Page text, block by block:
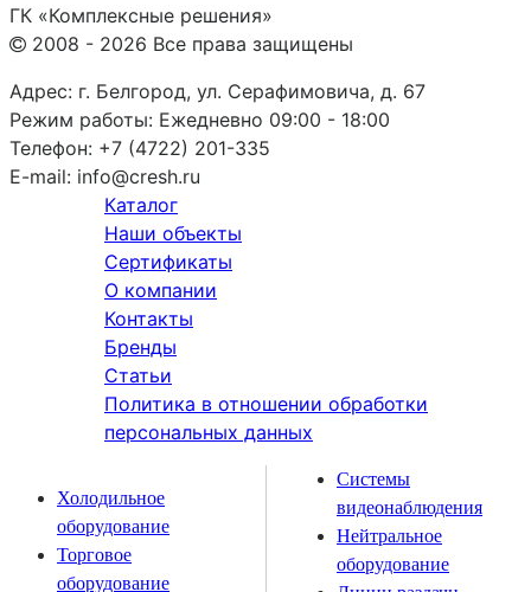
ГК «Комплексные решения»
2008 - 2026 Все права защищены
Адрес: г. Белгород, ул. Серафимовича, д. 67
Режим работы: Ежедневно 09:00 - 18:00
Телефон: +7 (4722) 201-335
E-mail: info@cresh.ru
Каталог
Наши объекты
Сертификаты
О компании
Контакты
Бренды
Статьи
Политика в отношении обработки
персональных данных
Холодильное
оборудование
Торговое
оборудование
Системы
видеонаблюдения
Нейтральное
оборудование